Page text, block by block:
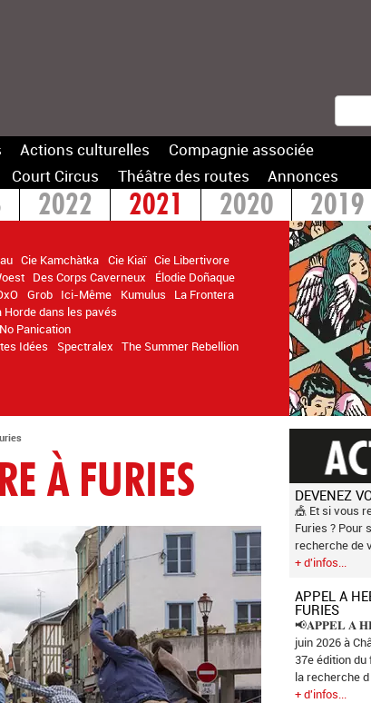
Actions culturelles
Compagnie associée
Court Circus Théâtre des routes Annonces
2022 2021
Cie Kamchàtka Cie Kiaï Cie Libertivore
Des Corps Caverneux
Élodie Doñaque
Grob Ici-Même Kumulus
La Frontera
Horde dans les pavés
No Panication
Idées
Spectralex The Summer Rebellion
2020 2019
À FURIES DEVENEZ
🎪 Et si vous
Furies ? Pour
recherche de
+ d'infos...
APPEL A
FURIES
📢𝐀𝐏𝐏𝐄𝐋 𝐀
juin 2026 à
37e édition
la recherche d
+ d'infos...